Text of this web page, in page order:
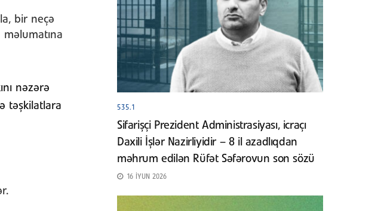
bir neçə
məlumatına
nəzərə
təşkilatlara
535.1
Sifarişçi Prezident Administrasiyası, icraçı
Daxili İşlər Nazirliyidir – 8 il azadlıqdan
məhrum edilən Rüfət Səfərovun son sözü
16 İYUN 2026